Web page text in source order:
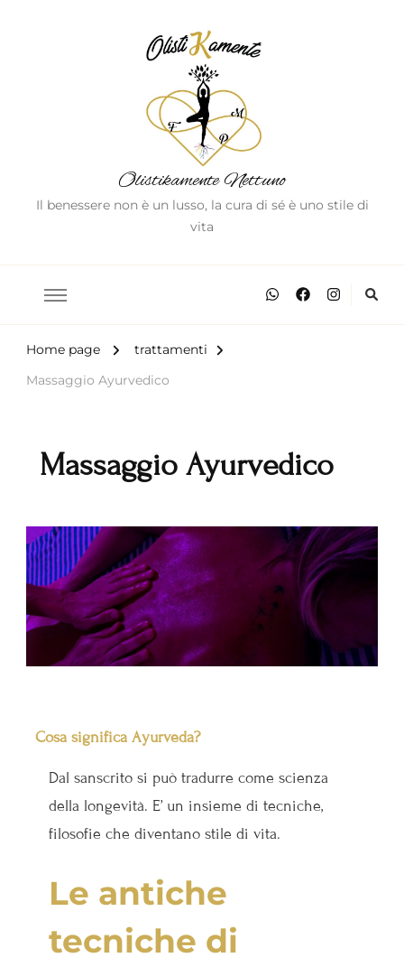
Olistikamente Nettuno
Il benessere non è un lusso, la cura di sé è uno stile di
vita
Home page
trattamenti
Massaggio Ayurvedico
Massaggio Ayurvedico
Cosa significa Ayurveda?
Dal sanscrito si può tradurre come scienza
della longevità. E’ un insieme di tecniche,
filosofie che diventano stile di vita.
Le antiche
tecniche di